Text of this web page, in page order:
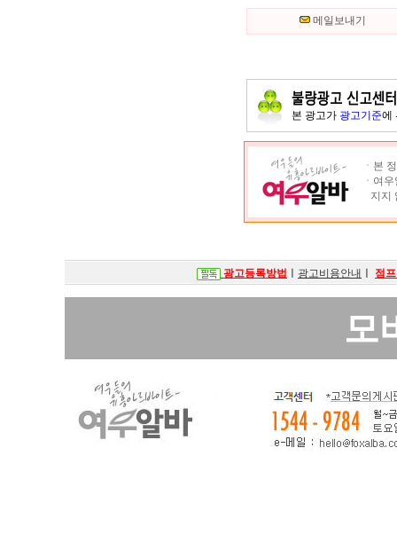
메일보내기
본 광고가 광고기준에
ㆍ본
ㆍ여
지지
광고등록방법 광고비용안내 점
모